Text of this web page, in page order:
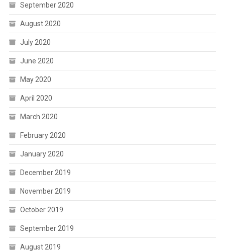
September 2020
August 2020
July 2020
June 2020
May 2020
April 2020
March 2020
February 2020
January 2020
December 2019
November 2019
October 2019
September 2019
August 2019